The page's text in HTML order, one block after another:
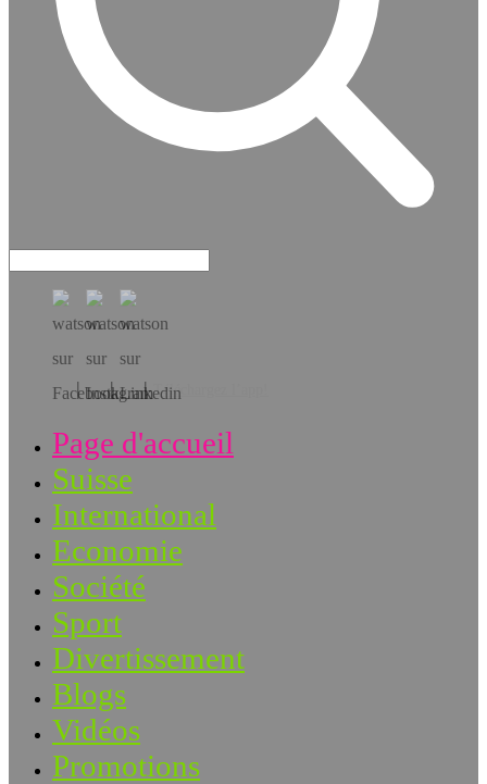
Téléchargez l’app!
Page d'accueil
Suisse
International
Economie
Société
Sport
Divertissement
Blogs
Vidéos
Promotions